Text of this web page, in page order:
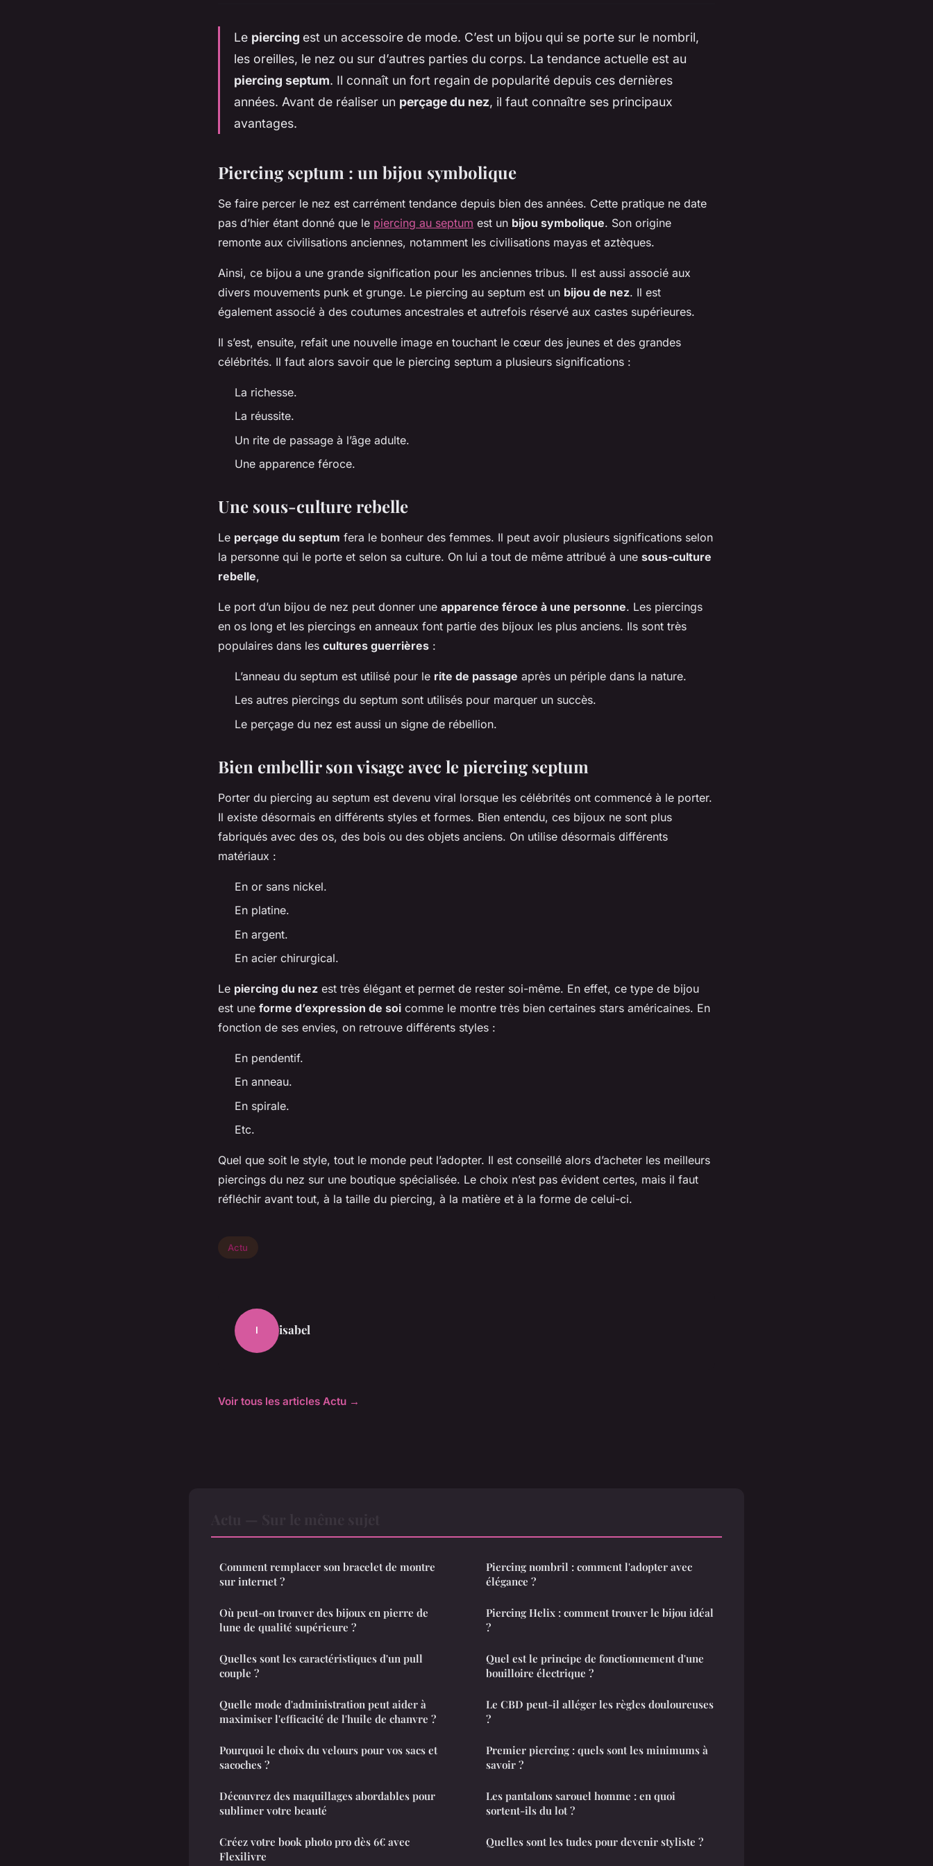
Le piercing est un accessoire de mode. C’est un bijou qui se porte sur le nombril,
les oreilles, le nez ou sur d’autres parties du corps. La tendance actuelle est au
piercing septum. Il connaît un fort regain de popularité depuis ces dernières
années. Avant de réaliser un perçage du nez, il faut connaître ses principaux
avantages.
Piercing septum : un bijou symbolique
Se faire percer le nez est carrément tendance depuis bien des années. Cette pratique ne date
pas d’hier étant donné que le piercing au septum est un bijou symbolique. Son origine
remonte aux civilisations anciennes, notamment les civilisations mayas et aztèques.
Ainsi, ce bijou a une grande signification pour les anciennes tribus. Il est aussi associé aux
divers mouvements punk et grunge. Le piercing au septum est un bijou de nez. Il est
également associé à des coutumes ancestrales et autrefois réservé aux castes supérieures.
Il s’est, ensuite, refait une nouvelle image en touchant le cœur des jeunes et des grandes
célébrités. Il faut alors savoir que le piercing septum a plusieurs significations :
La richesse.
La réussite.
Un rite de passage à l’âge adulte.
Une apparence féroce.
Une sous-culture rebelle
Le perçage du septum fera le bonheur des femmes. Il peut avoir plusieurs significations selon
la personne qui le porte et selon sa culture. On lui a tout de même attribué à une sous-culture
rebelle,
Le port d’un bijou de nez peut donner une apparence féroce à une personne. Les piercings
en os long et les piercings en anneaux font partie des bijoux les plus anciens. Ils sont très
populaires dans les cultures guerrières :
L’anneau du septum est utilisé pour le rite de passage après un périple dans la nature.
Les autres piercings du septum sont utilisés pour marquer un succès.
Le perçage du nez est aussi un signe de rébellion.
Bien embellir son visage avec le piercing septum
Porter du piercing au septum est devenu viral lorsque les célébrités ont commencé à le porter.
Il existe désormais en différents styles et formes. Bien entendu, ces bijoux ne sont plus
fabriqués avec des os, des bois ou des objets anciens. On utilise désormais différents
matériaux :
En or sans nickel.
En platine.
En argent.
En acier chirurgical.
Le piercing du nez est très élégant et permet de rester soi-même. En effet, ce type de bijou
est une forme d’expression de soi comme le montre très bien certaines stars américaines. En
fonction de ses envies, on retrouve différents styles :
En pendentif.
En anneau.
En spirale.
Etc.
Quel que soit le style, tout le monde peut l’adopter. Il est conseillé alors d’acheter les meilleurs
piercings du nez sur une boutique spécialisée. Le choix n’est pas évident certes, mais il faut
réfléchir avant tout, à la taille du piercing, à la matière et à la forme de celui-ci.
Actu
I isabel
Voir tous les articles Actu →
Comment remplacer son bracelet de montre
sur internet ?
Où peut-on trouver des bijoux en pierre de
lune de qualité supérieure ?
Quelles sont les caractéristiques d'un pull
couple ?
Quelle mode d'administration peut aider à
maximiser l'efficacité de l'huile de chanvre ?
Pourquoi le choix du velours pour vos sacs et
sacoches ?
Découvrez des maquillages abordables pour
sublimer votre beauté
Créez votre book photo pro dès 6€ avec
Flexilivre
Piercing nombril : comment l'adopter avec
élégance ?
Piercing Helix : comment trouver le bijou idéal
?
Quel est le principe de fonctionnement d'une
bouilloire électrique ?
Le CBD peut-il alléger les règles douloureuses
?
Premier piercing : quels sont les minimums à
savoir ?
Les pantalons sarouel homme : en quoi
sortent-ils du lot ?
Quelles sont les tudes pour devenir styliste ?